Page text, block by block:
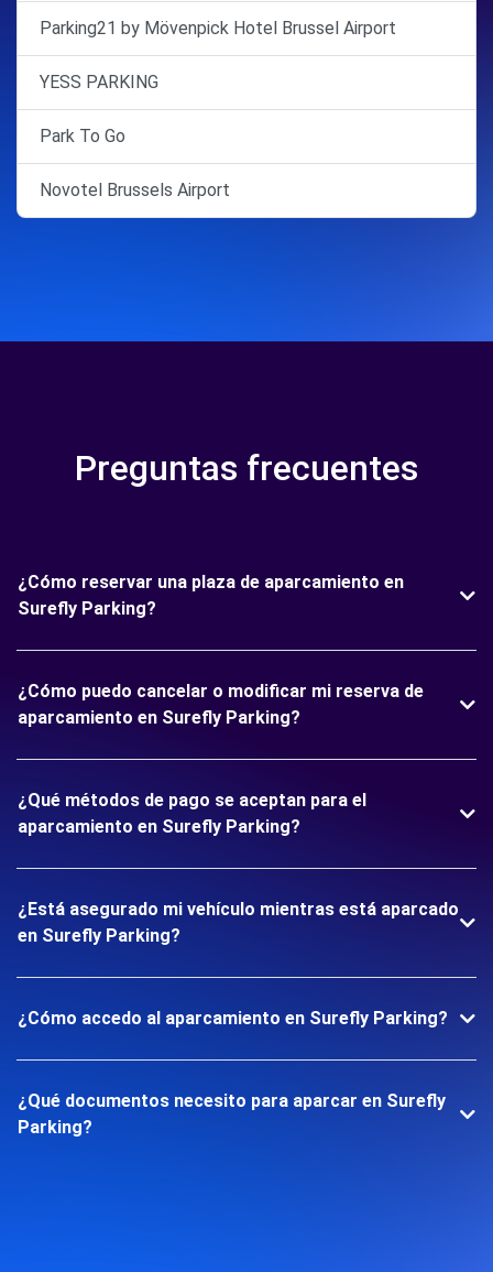
Parking21 by Mövenpick Hotel Brussel Airport
YESS PARKING
Park To Go
Novotel Brussels Airport
Preguntas frecuentes
¿Cómo reservar una plaza de aparcamiento en
Surefly Parking?
¿Cómo puedo cancelar o modificar mi reserva de
aparcamiento en Surefly Parking?
¿Qué métodos de pago se aceptan para el
aparcamiento en Surefly Parking?
¿Está asegurado mi vehículo mientras está aparcado
en Surefly Parking?
¿Cómo accedo al aparcamiento en Surefly Parking?
¿Qué documentos necesito para aparcar en Surefly
Parking?